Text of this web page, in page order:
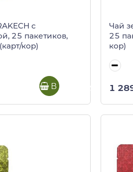
с
25 пакетиков,
кор)
В корзину
Чай
25
кор)
1